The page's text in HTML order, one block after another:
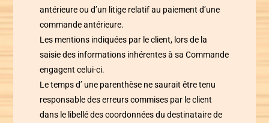
antérieure ou d’un litige relatif au paiement d’une
commande antérieure.
Les mentions indiquées par le client, lors de la
saisie des informations inhérentes à sa Commande
engagent celui-ci.
Le temps d’ une parenthèse ne saurait être tenu
responsable des erreurs commises par le client
dans le libellé des coordonnées du destinataire de